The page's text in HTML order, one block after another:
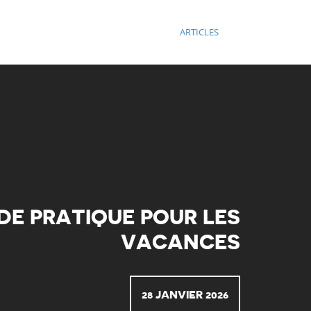
ARTICLES
PRATIQUE POUR LES
VACANCES
28 JANVIER 2026